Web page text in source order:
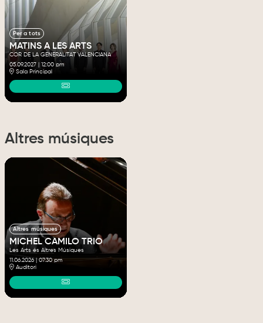
Per a tots
MATINS A LES ARTS
COR DE LA GENERALITAT VALENCIANA
05.09.2027| 12:00 pm
Sala Principal
Altres músiques
Altres músiques
MICHEL CAMILO TRIO
Les Arts és Altres Músiques
11.06.2026|07:30 pm
Auditori